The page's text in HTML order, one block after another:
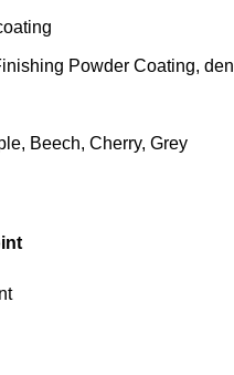
Powder Coating,
Beech, Cherry, Grey